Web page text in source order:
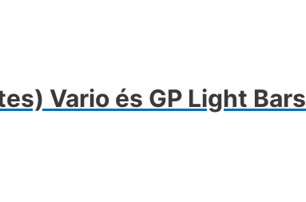
Vario és GP Light Bars